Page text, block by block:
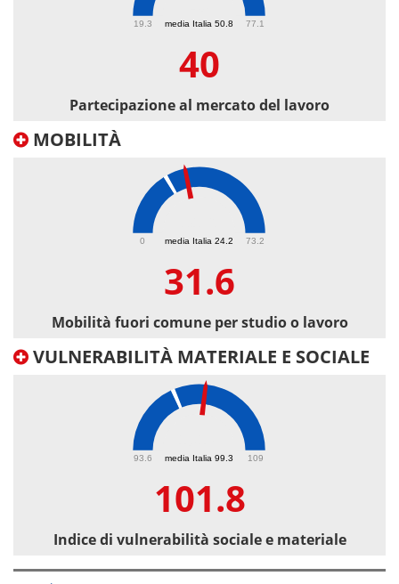
media Italia 50.8
19.3 77.1
40
Partecipazione al mercato del lavoro
MOBILITÀ
media Italia 24.2
0 73.2
31.6
Mobilità fuori comune per studio o lavoro
VULNERABILITÀ MATERIALE E SOCIALE
media Italia 99.3
93.6 109
101.8
Indice di vulnerabilità sociale e materiale